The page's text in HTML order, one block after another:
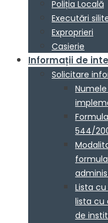
Poliția Locală
Executări
Exproprieri
Casierie
Informații de
Solicitare
544/
Lista
lista cu
de